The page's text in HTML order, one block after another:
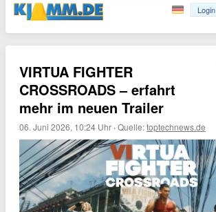
Login
VIRTUA FIGHTER
CROSSROADS – erfahrt
mehr im neuen Trailer
06. Juni 2026, 10:24 Uhr ·Quelle:toptechnews.de